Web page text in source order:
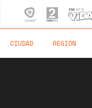
CIUDAD REGIÓN